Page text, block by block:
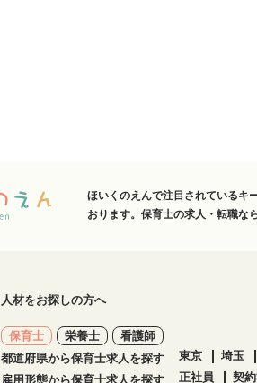
ほいくのえんで注目されているキ
おります。保育士の求人・転職な
人材をお探しの方へ
保育士 栄養士
看護師
都道府県から保育士求人を探す 東京 埼玉
雇用形態から保育士求人を探す 正社員 契